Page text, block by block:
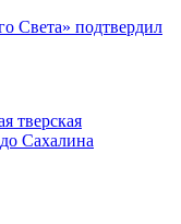
Света» подтвердил
тверская
Сахалина